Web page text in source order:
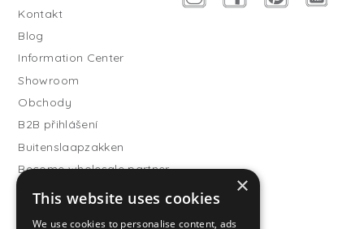
Kontakt
Blog
Information Center
Showroom
Obchody
B2B přihlášení
Buitenslaapzakken
Become wholesale partner
Customer service
FAQ
×
This website uses cookies
We use cookies to personalise content, ads